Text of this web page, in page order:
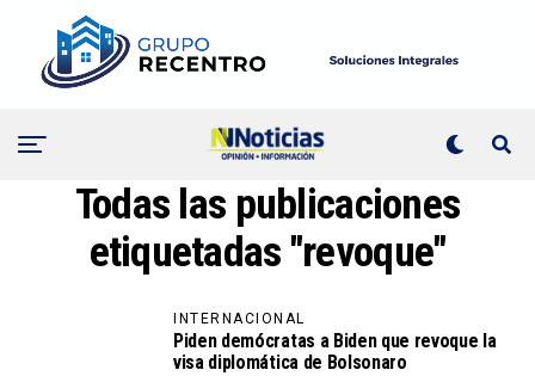
Todas las publicaciones
etiquetadas "revoque"
INTERNACIONAL
Piden demócratas a Biden que revoque la
visa diplomática de Bolsonaro